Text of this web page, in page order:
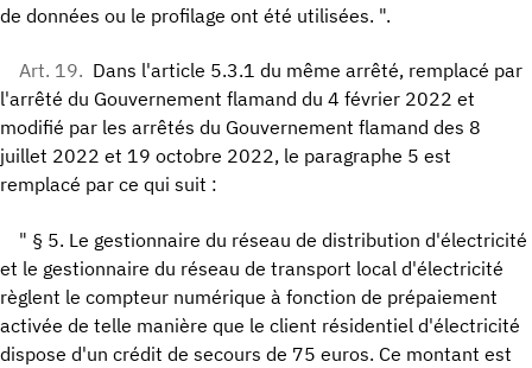
de données ou le profilage ont été utilisées. ".
Art. 19. Dans l'article 5.3.1 du même arrêté, remplacé par
l'arrêté du Gouvernement flamand du 4 février 2022 et
modifié par les arrêtés du Gouvernement flamand des 8
juillet 2022 et 19 octobre 2022, le paragraphe 5 est
remplacé par ce qui suit :
" § 5. Le gestionnaire du réseau de distribution d'électricité
et le gestionnaire du réseau de transport local d'électricité
règlent le compteur numérique à fonction de prépaiement
activée de telle manière que le client résidentiel d'électricité
dispose d'un crédit de secours de 75 euros. Ce montant est